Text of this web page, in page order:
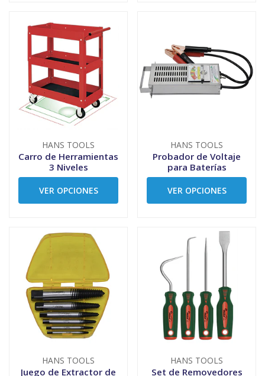
HANS TOOLS
Carro de Herramientas
3 Niveles
VER OPCIONES
HANS TOOLS
Probador de Voltaje
para Baterías
VER OPCIONES
HANS TOOLS
Juego de Extractor de
HANS TOOLS
Set de Removedores